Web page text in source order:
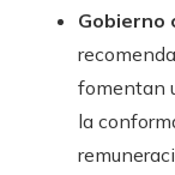
Gobierno
fomentan
la